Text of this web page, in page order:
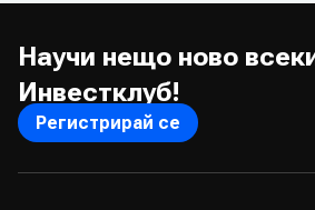
Научи нещо ново
Инвестклуб!
Регистрирай се